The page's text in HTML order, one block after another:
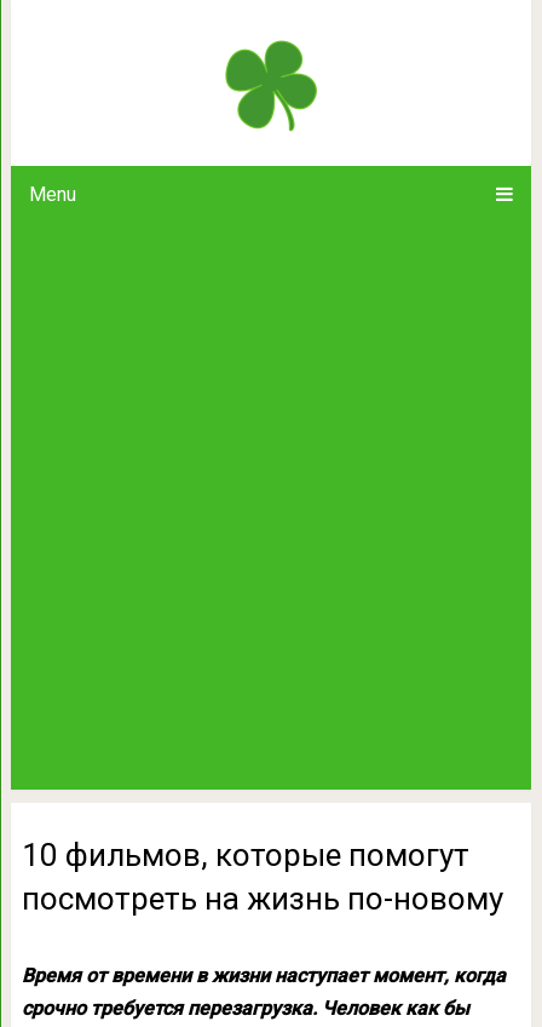
Menu
10 фильмов, которые помогут
10 фильмов, которые помогут
посмотреть на жизнь по-новому
Время от времени в жизни наступает момент, когда
срочно требуется перезагрузка. Человек как бы